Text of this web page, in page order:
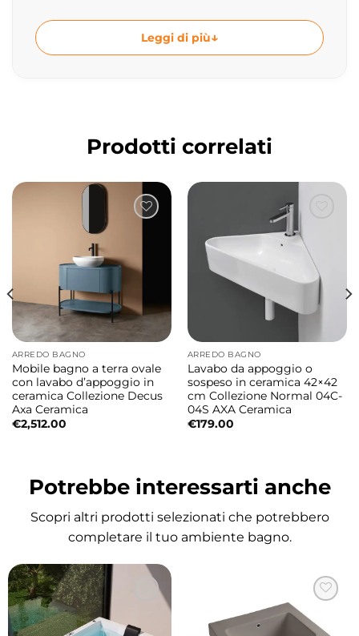
ideale per creare una vera area wellness
all’interno del bagno.
Sharm è pensata per regalare un’esperienza
ampi spazi e prestazioni elevate.
Design firmato Alessandro Paolelli
Le linee pulite e la forma quadrata
conferiscono alla vasca un’estetica
contemporanea ed elegante, perfetta per
ambienti bagno moderni e ricercati. L’ampio
invaso interno offre una sensazione di
comfort e libertà di movimento,
trasformando ogni utilizzo in un autentico
momento di relax.
Date le generose dimensioni della vasca,
Colacril ha progettato un sistema
idromassaggio condoppio circuito
distribuzione uniforme dei getti e
un’esperienza di benessere completa in ogni
zona della vasca.
Leggi di più
Prodotti correlati
ARREDO BAGNO
Mobile bagno a terra ovale
con lavabo d’appoggio in
ceramica Collezione Decus
Axa Ceramica
€2,512.00
ARREDO BAGNO
Lavabo da appoggio o
sospeso in ceramica 42×42
cm Collezione Normal 04C-
04S AXA Ceramica
€179.00
Potrebbe interessarti anche
Scopri altri prodotti selezionati che potrebbero
completare il tuo ambiente bagno.